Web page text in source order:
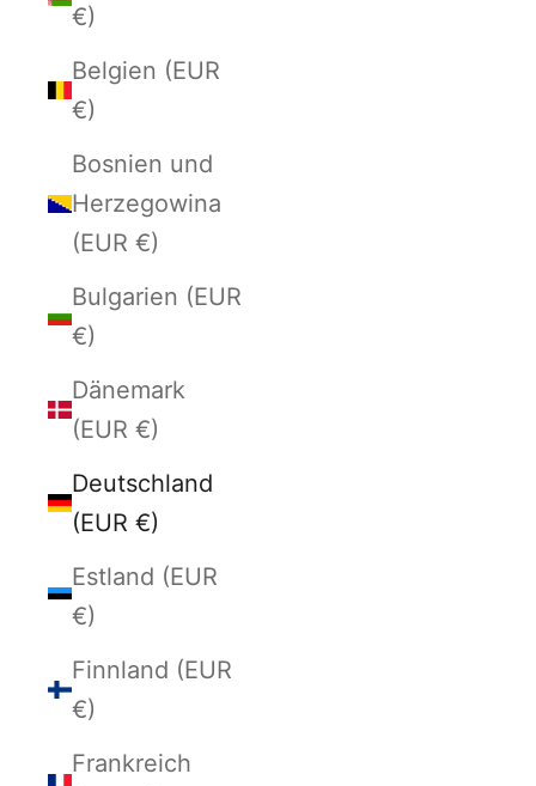
€)
Belgien (EUR
€)
Bosnien und
Herzegowina
(EUR €)
Bulgarien (EUR
€)
Dänemark
(EUR €)
Deutschland
(EUR €)
Estland (EUR
€)
Finnland (EUR
€)
Frankreich